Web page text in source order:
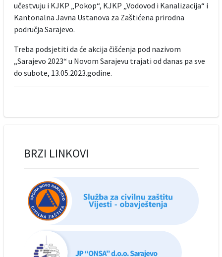
učestvuju i KJKP „Pokop“, KJKP „Vodovod i Kanalizacija“ i
Kantonalna Javna Ustanova za Zaštićena prirodna
područja Sarajevo.
Treba podsjetiti da će akcija čišćenja pod nazivom
„Sarajevo 2023“ u Novom Sarajevu trajati od danas pa sve
do subote, 13.05.2023.godine.
BRZI LINKOVI